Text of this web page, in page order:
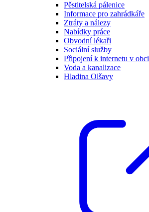
Pěstitelská pálenice
Informace pro zahrádkáře
Ztráty a nálezy
Nabídky práce
Obvodní lékaři
Sociální služby
Připojení k internetu v obci
Voda a kanalizace
Hladina Olšavy